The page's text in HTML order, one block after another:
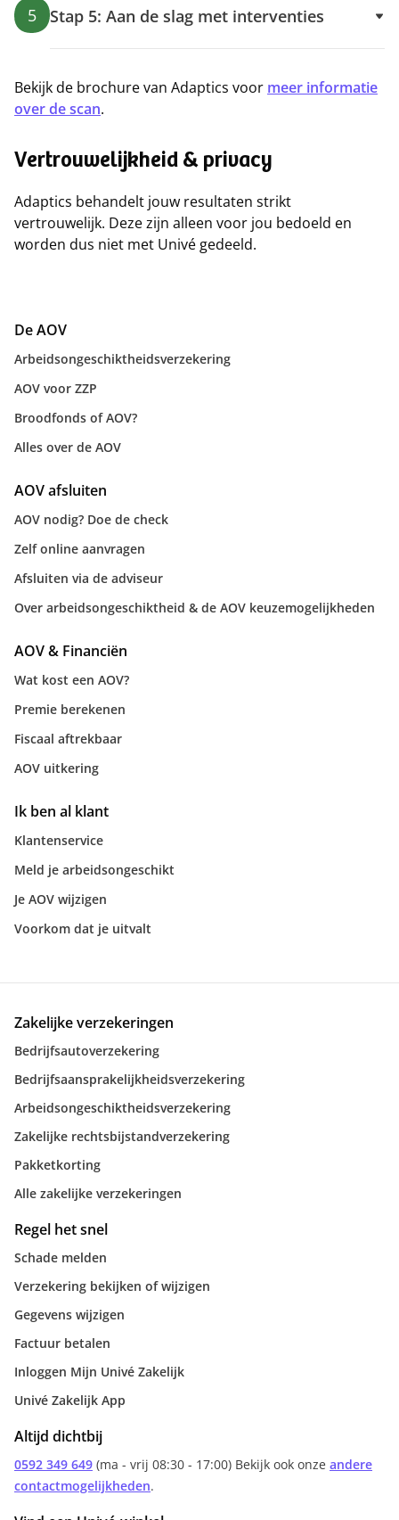
5 Stap 5: Aan de slag met interventies
Bekijk de brochure van Adaptics voor meer informatie
over de scan.
Vertrouwelijkheid & privacy
Adaptics behandelt jouw resultaten strikt
vertrouwelijk. Deze zijn alleen voor jou bedoeld en
worden dus niet met Univé gedeeld.
De AOV
Arbeidsongeschiktheidsverzekering
AOV voor ZZP
Broodfonds of AOV?
Alles over de AOV
AOV afsluiten
AOV nodig? Doe de check
Zelf online aanvragen
Afsluiten via de adviseur
Over arbeidsongeschiktheid & de AOV keuzemogelijkheden
AOV & Financiën
Wat kost een AOV?
Premie berekenen
Fiscaal aftrekbaar
AOV uitkering
Ik ben al klant
Klantenservice
Meld je arbeidsongeschikt
Je AOV wijzigen
Voorkom dat je uitvalt
Zakelijke verzekeringen
Bedrijfsautoverzekering
Bedrijfsaansprakelijkheidsverzekering
Arbeidsongeschiktheidsverzekering
Zakelijke rechtsbijstandverzekering
Pakketkorting
Alle zakelijke verzekeringen
Regel het snel
Schade melden
Verzekering bekijken of wijzigen
Gegevens wijzigen
Factuur betalen
Inloggen Mijn Univé Zakelijk
Univé Zakelijk App
Altijd dichtbij
0592 349 649 (ma - vrij 08:30 - 17:00) Bekijk ook onze andere
contactmogelijkheden.